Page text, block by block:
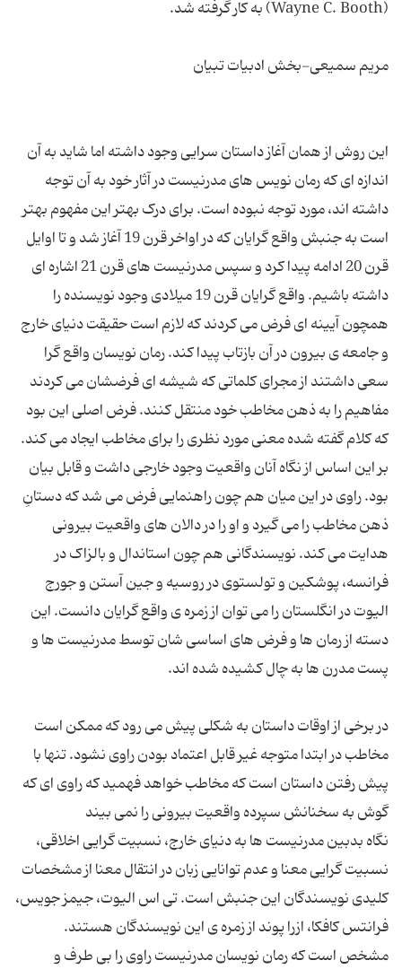
این روش از همان آغاز داستان سرایی وجود داشته اما شاید به آن
اندازه ای که رمان نویس های مدرنیست در آثار خود به آن توجه
داشته اند، مورد توجه نبوده است. برای درک بهتر این مفهوم بهتر
است به جنبش واقع گرایان که در اواخر قرن 19 آغاز شد و تا اوایل
قرن 20 ادامه پیدا کرد و سپس مدرنیست های قرن 21 اشاره ای
داشته باشیم. واقع گرایان قرن 19 میلادی وجود نویسنده را
همچون آیینه ای فرض می کردند که لازم است حقیقت دنیای خارج
و جامعه ی بیرون در آن بازتاب پیدا کند. رمان نویسان واقع گرا
سعی داشتند از مجرای کلماتی که شیشه ای فرضشان می کردند
مفاهیم را به ذهن مخاطب خود منتقل کنند. فرض اصلی این بود
که کلام گفته شده معنی مورد نظری را برای مخاطب ایجاد می کند.
بر این اساس از نگاه آنان واقعیت وجود خارجی داشت و قابل بیان
بود. راوی در این میان هم چون راهنمایی فرض می شد که دستانِ
ذهن مخاطب را می گیرد و او را در دالان های واقعیت بیرونی
هدایت می کند. نویسندگانی هم چون استاندال و بالزاک در
فرانسه، پوشکین و تولستوی در روسیه و جین آستن و جورج
الیوت در انگلستان را می توان از زمره ی واقع گرایان دانست. این
دسته از رمان ها و فرض های اساسی شان توسط مدرنیست ها و
در برخی از اوقات داستان به شکلی پیش می رود که ممکن است
مخاطب در ابتدا متوجه غیر قابل اعتماد بودن راوی نشود. تنها با
پیش رفتن داستان است که مخاطب خواهد فهمید که راوی ای که
نگاه بدبین مدرنیست ها به دنیای خارج، نسبیت گرایی اخلاقی،
نسبیت گرایی معنا و عدم توانایی زبان در انتقال معنا از مشخصات
کلیدی نویسندگان این جنبش است. تی اس الیوت، جیمز جویس،
فرانتس کافکا، ازرا پوند از زمره ی این نویسندگان هستند.
مشخص است که رمان نویسان مدرنیست راوی را بی طرف و